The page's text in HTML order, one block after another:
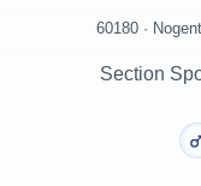
60180 ·
Section